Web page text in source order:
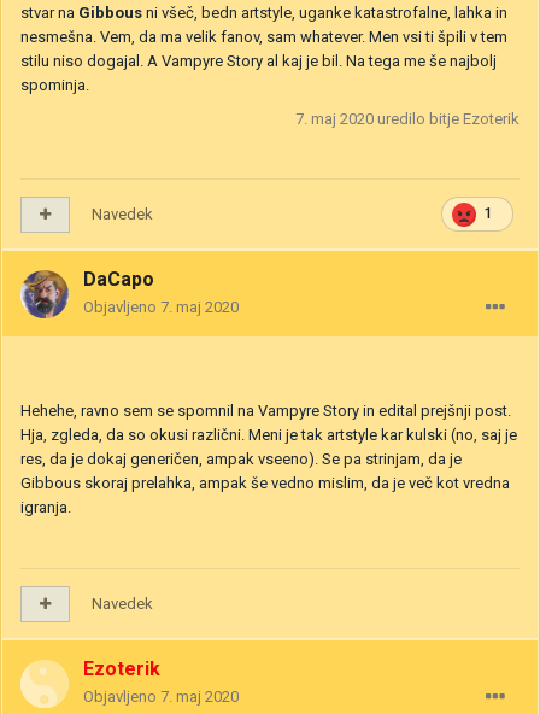
stvar na Gibbous ni všeč, bedn artstyle, uganke katastrofalne, lahka in
nesmešna. Vem, da ma velik fanov, sam whatever. Men vsi ti špili v tem
stilu niso dogajal. A Vampyre Story al kaj je bil. Na tega me še najbolj
spominja.
7. maj 2020 uredilo bitje Ezoterik
1
Navedek
DaCapo
Objavljeno 7. maj 2020
Hehehe, ravno sem se spomnil na Vampyre Story in edital prejšnji post.
Hja, zgleda, da so okusi različni. Meni je tak artstyle kar kulski (no, saj je
res, da je dokaj generičen, ampak vseeno). Se pa strinjam, da je
Gibbous skoraj prelahka, ampak še vedno mislim, da je več kot vredna
igranja.
Navedek
Ezoterik
Objavljeno 7. maj 2020